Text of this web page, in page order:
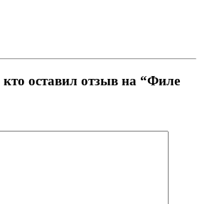
оставил отзыв на “Филе